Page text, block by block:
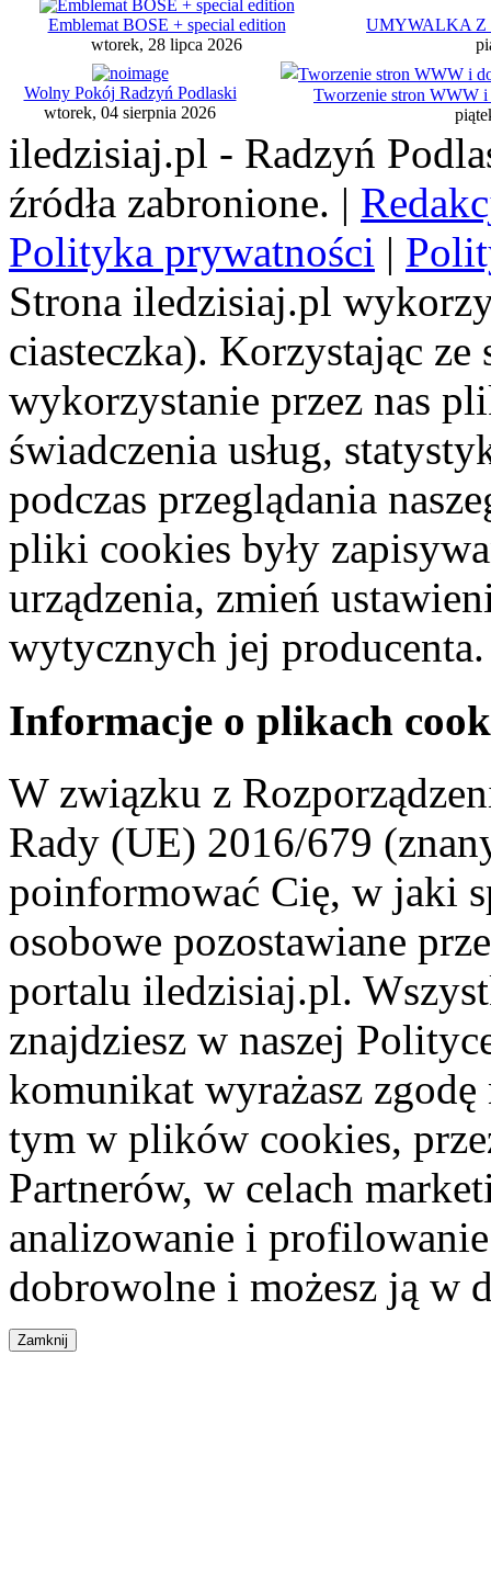
Emblemat BOSE + special edition
wtorek, 28 lipca 2026
UMYWALKA Z
Wolny Pokój Radzyń Podlaski
wtorek, 04 sierpnia 2026
Tworzenie stron WWW i
iledzisiaj.pl - Radzyń
źródła zabronione. |
Polityka prywatności |
Strona iledzisiaj.pl
ciasteczka). Korzystając
wykorzystanie przez nas
świadczenia usług,
podczas przeglądania
pliki cookies były
urządzenia, zmień
wytycznych jej producenta.
Informacje o plikach
W związku z
Rady (UE) 2016/679
poinformować Cię, w jaki
osobowe pozostawiane
portalu iledzisiaj.pl.
znajdziesz w naszej
komunikat wyrażasz
tym w plików cookies,
Partnerów, w celach
analizowanie i
dobrowolne i możesz ją w